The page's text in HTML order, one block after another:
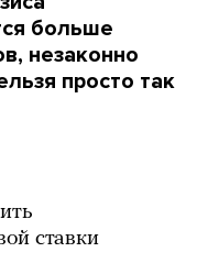
больше
незаконно
просто так
ставки